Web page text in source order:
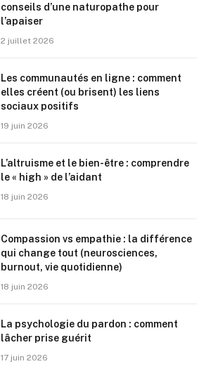
conseils d’une naturopathe pour
l’apaiser
2 juillet 2026
Les communautés en ligne : comment
elles créent (ou brisent) les liens
sociaux positifs
19 juin 2026
L’altruisme et le bien-être : comprendre
le « high » de l’aidant
18 juin 2026
Compassion vs empathie : la différence
qui change tout (neurosciences,
burnout, vie quotidienne)
18 juin 2026
La psychologie du pardon : comment
lâcher prise guérit
17 juin 2026